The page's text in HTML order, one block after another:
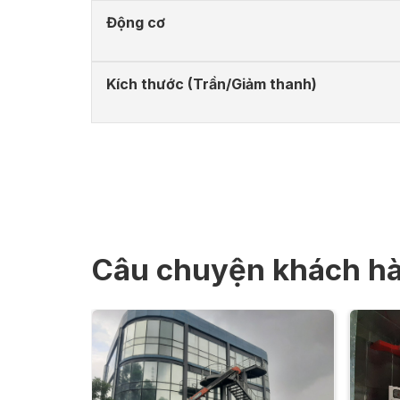
Động cơ
Kích thước (Trần/Giảm thanh)
Câu chuyện khách